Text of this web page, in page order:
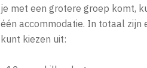
je met een grotere groep komt,
één accommodatie. In totaal
kunt kiezen uit: